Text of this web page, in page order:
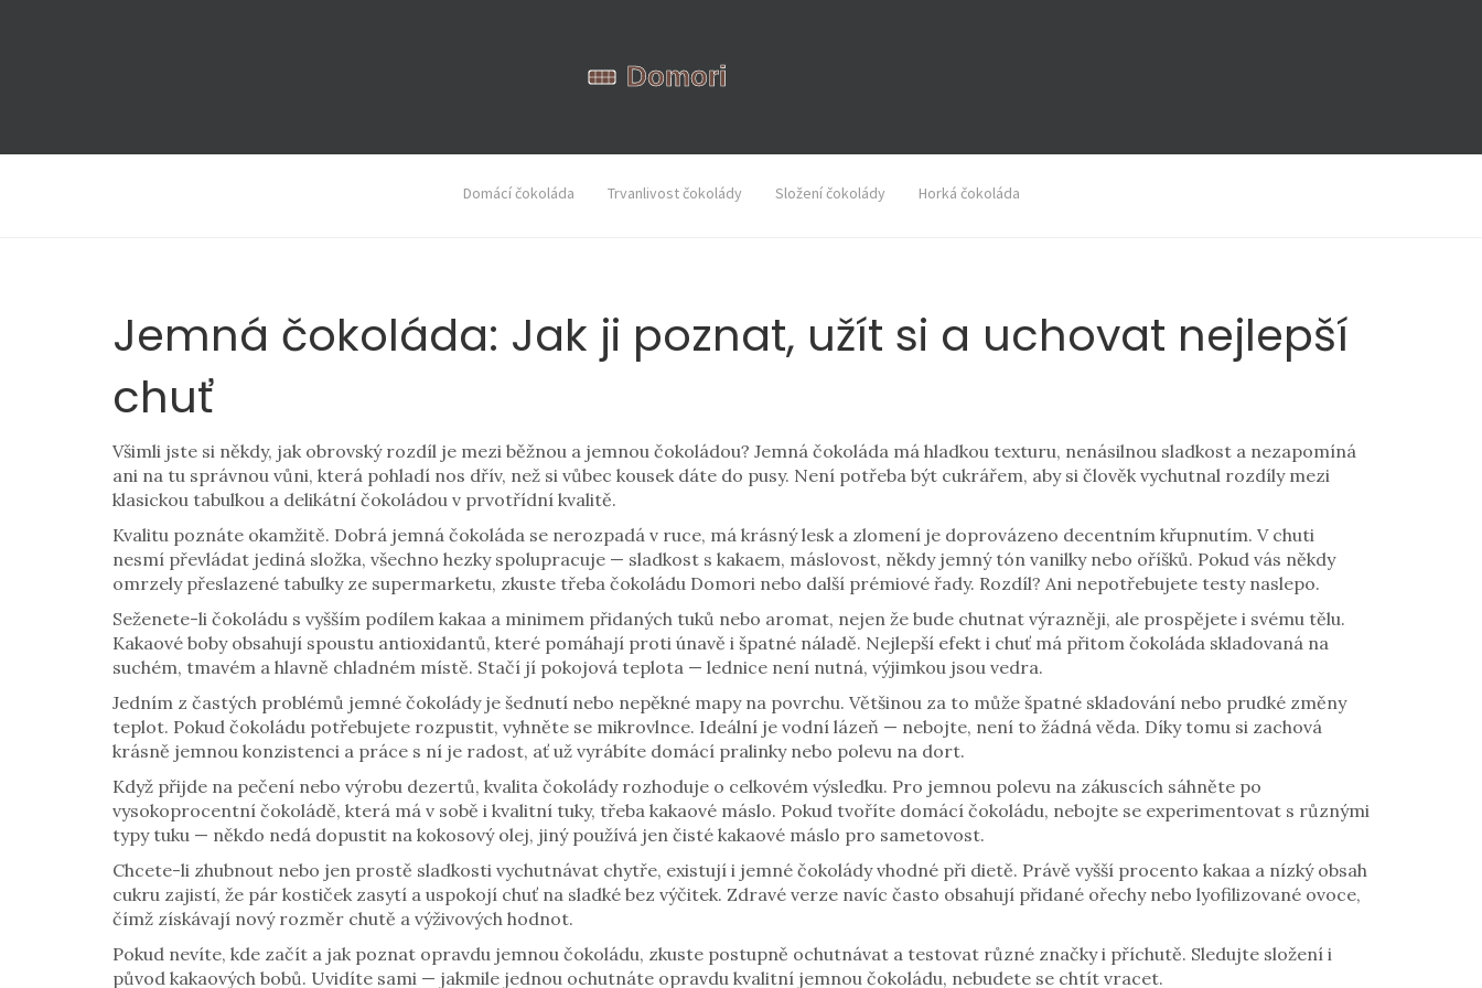
Domácí čokoláda Trvanlivost čokolády Složení čokolády Horká čokoláda
Jemná čokoláda: Jak ji poznat, užít si a uchovat nejlepší
chuť
Všimli jste si někdy, jak obrovský rozdíl je mezi běžnou a jemnou čokoládou? Jemná čokoláda má hladkou texturu, nenásilnou sladkost a nezapomíná
ani na tu správnou vůni, která pohladí nos dřív, než si vůbec kousek dáte do pusy. Není potřeba být cukrářem, aby si člověk vychutnal rozdíly mezi
klasickou tabulkou a delikátní čokoládou v prvotřídní kvalitě.
Kvalitu poznáte okamžitě. Dobrá jemná čokoláda se nerozpadá v ruce, má krásný lesk a zlomení je doprovázeno decentním křupnutím. V chuti
nesmí převládat jediná složka, všechno hezky spolupracuje — sladkost s kakaem, máslovost, někdy jemný tón vanilky nebo oříšků. Pokud vás někdy
omrzely přeslazené tabulky ze supermarketu, zkuste třeba čokoládu Domori nebo další prémiové řady. Rozdíl? Ani nepotřebujete testy naslepo.
Seženete-li čokoládu s vyšším podílem kakaa a minimem přidaných tuků nebo aromat, nejen že bude chutnat výrazněji, ale prospějete i svému tělu.
Kakaové boby obsahují spoustu antioxidantů, které pomáhají proti únavě i špatné náladě. Nejlepší efekt i chuť má přitom čokoláda skladovaná na
suchém, tmavém a hlavně chladném místě. Stačí jí pokojová teplota — lednice není nutná, výjimkou jsou vedra.
Jedním z častých problémů jemné čokolády je šednutí nebo nepěkné mapy na povrchu. Většinou za to může špatné skladování nebo prudké změny
teplot. Pokud čokoládu potřebujete rozpustit, vyhněte se mikrovlnce. Ideální je vodní lázeň — nebojte, není to žádná věda. Díky tomu si zachová
krásně jemnou konzistenci a práce s ní je radost, ať už vyrábíte domácí pralinky nebo polevu na dort.
Když přijde na pečení nebo výrobu dezertů, kvalita čokolády rozhoduje o celkovém výsledku. Pro jemnou polevu na zákuscích sáhněte po
vysokoprocentní čokoládě, která má v sobě i kvalitní tuky, třeba kakaové máslo. Pokud tvoříte domácí čokoládu, nebojte se experimentovat s různými
typy tuku — někdo nedá dopustit na kokosový olej, jiný používá jen čisté kakaové máslo pro sametovost.
Chcete-li zhubnout nebo jen prostě sladkosti vychutnávat chytře, existují i jemné čokolády vhodné při dietě. Právě vyšší procento kakaa a nízký obsah
cukru zajistí, že pár kostiček zasytí a uspokojí chuť na sladké bez výčitek. Zdravé verze navíc často obsahují přidané ořechy nebo lyofilizované ovoce,
čímž získávají nový rozměr chutě a výživových hodnot.
Pokud nevíte, kde začít a jak poznat opravdu jemnou čokoládu, zkuste postupně ochutnávat a testovat různé značky i příchutě. Sledujte složení i
původ kakaových bobů. Uvidíte sami — jakmile jednou ochutnáte opravdu kvalitní jemnou čokoládu, nebudete se chtít vracet.